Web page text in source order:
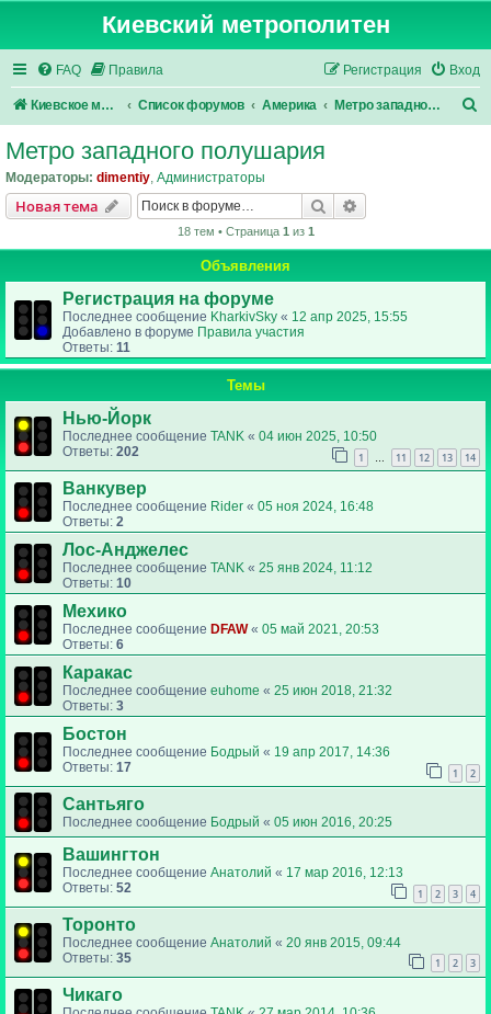
Киевский метрополитен
FAQ Правила Вход
Регистрация
Киевское метро Список форумов Америка Метро западного полушария
Метро западного полушария
Модераторы: dimentiy, Администраторы
Новая тема Поиск
18 тем • Страница 1из 1
Объявления
Регистрация на форуме
Последнее сообщение KharkivSky « 12 апр 2025, 15:55
Добавлено в форуме Правила участия
Ответы: 11
Темы
Нью-Йорк
Последнее сообщение TANK « 04 июн 2025, 10:50
Ответы: 202 1 … 11 12 13 14
Ванкувер
Последнее сообщение Rider « 05 ноя 2024, 16:48
Ответы: 2
Лос-Анджелес
Последнее сообщение TANK « 25 янв 2024, 11:12
Ответы: 10
Мехико
Последнее сообщение DFAW« 05 май 2021, 20:53
Ответы: 6
Каракас
Последнее сообщение euhome « 25 июн 2018, 21:32
Ответы: 3
Бостон
Последнее сообщение Бодрый « 19 апр 2017, 14:36
Ответы: 17 1 2
Сантьяго
Последнее сообщение Бодрый « 05 июн 2016, 20:25
Вашингтон
Последнее сообщение Анатолий « 17 мар 2016, 12:13
Ответы: 52 1 2 3 4
Торонто
Последнее сообщение Анатолий « 20 янв 2015, 09:44
Ответы: 35 1 2 3
Чикаго